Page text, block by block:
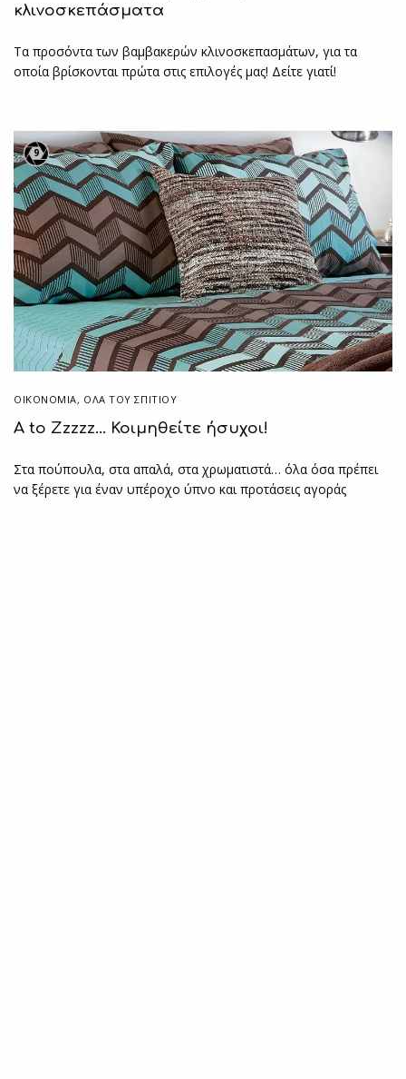
κλινοσκεπάσματα
Τα προσόντα των βαμβακερών κλινοσκεπασμάτων, για τα
οποία βρίσκονται πρώτα στις επιλογές μας! Δείτε γιατί!
9
ΟΙΚΟΝΟΜΙΑ, ΌΛΑ ΤΟΥ ΣΠΙΤΙΟΥ
A to Zzzzz… Κοιμηθείτε ήσυχοι!
Στα πούπουλα, στα απαλά, στα χρωματιστά… όλα όσα πρέπει
να ξέρετε για έναν υπέροχο ύπνο και προτάσεις αγοράς